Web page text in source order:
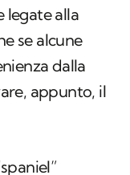
legate alla
se alcune
dalla
appunto, il